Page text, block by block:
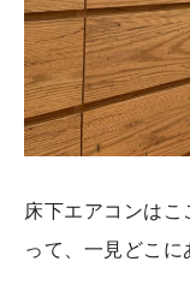
床下エアコンはこ
って、一見どこに